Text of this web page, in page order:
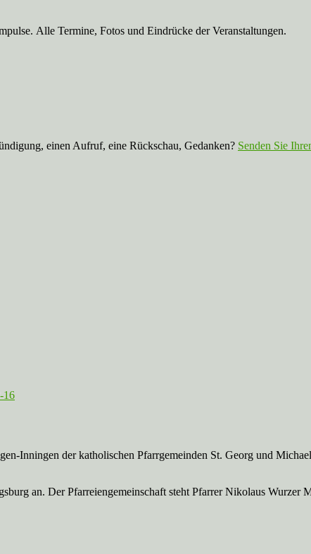
Alle Termine, Fotos und Eindrücke der Veranstaltungen.
einen Aufruf, eine Rückschau, Gedanken? Senden Sie
16
Inningen der katholischen Pfarrgemeinden St. Georg und
an. Der Pfarreien­gemeinschaft steht Pfarrer Nikolaus